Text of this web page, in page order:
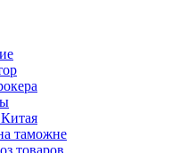
таможне
товаров